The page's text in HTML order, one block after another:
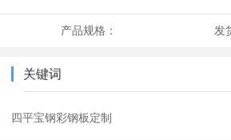
产品规格： 发
关键词
四平宝钢彩钢板定制